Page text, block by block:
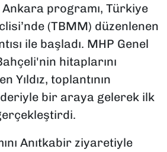
programı, Türkiye
(TBMM) düzenlenen
ile başladı. MHP Genel
hitaplarını
Yıldız, toplantının
bir araya gelerek ilk
Anıtkabir ziyaretiyle